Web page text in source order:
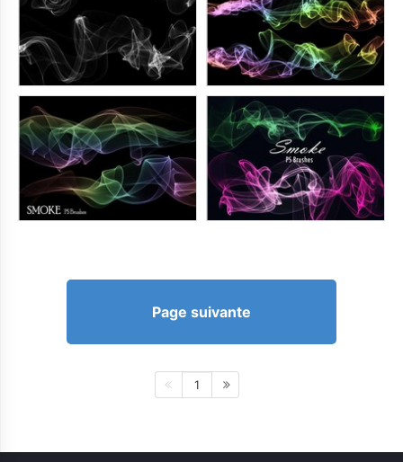
Page suivante
1